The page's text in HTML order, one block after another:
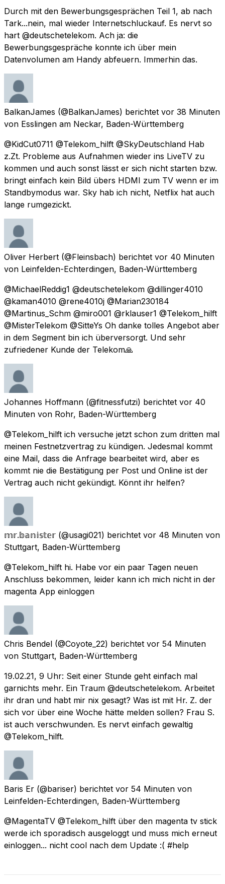
Durch mit den Bewerbungsgesprächen Teil 1, ab nach
Tark...nein, mal wieder Internetschluckauf. Es nervt so
hart @deutschetelekom. Ach ja: die
Bewerbungsgespräche konnte ich über mein
Datenvolumen am Handy abfeuern. Immerhin das.
BalkanJames (@BalkanJames) berichtet vor 38 Minuten
von Esslingen am Neckar, Baden-Württemberg
@KidCut0711 @Telekom_hilft @SkyDeutschland Hab
z.Zt. Probleme aus Aufnahmen wieder ins LiveTV zu
kommen und auch sonst lässt er sich nicht starten bzw.
bringt einfach kein Bild übers HDMI zum TV wenn er im
Standbymodus war. Sky hab ich nicht, Netflix hat auch
lange rumgezickt.
Oliver Herbert (@Fleinsbach) berichtet vor 40 Minuten
von Leinfelden-Echterdingen, Baden-Württemberg
@MichaelReddig1 @deutschetelekom @dillinger4010
@kaman4010 @rene4010j @Marian230184
@Martinus_Schm @miro001 @rklauser1 @Telekom_hilft
@MisterTelekom @SitteYs Oh danke tolles Angebot aber
in dem Segment bin ich überversorgt. Und sehr
zufriedener Kunde der Telekom🙏
Johannes Hoffmann (@fitnessfutzi) berichtet vor 40
Minuten von Rohr, Baden-Württemberg
@Telekom_hilft ich versuche jetzt schon zum dritten mal
meinen Festnetzvertrag zu kündigen. Jedesmal kommt
eine Mail, dass die Anfrage bearbeitet wird, aber es
kommt nie die Bestätigung per Post und Online ist der
Vertrag auch nicht gekündigt. Könnt ihr helfen?
𝕞𝕣.𝕓𝕒𝕟𝕚𝕤𝕥𝕖𝕣 (@usagi021) berichtet vor 48 Minuten von
Stuttgart, Baden-Württemberg
@Telekom_hilft hi. Habe vor ein paar Tagen neuen
Anschluss bekommen, leider kann ich mich nicht in der
magenta App einloggen
Chris Bendel (@Coyote_22) berichtet vor 54 Minuten
von Stuttgart, Baden-Württemberg
19.02.21, 9 Uhr: Seit einer Stunde geht einfach mal
garnichts mehr. Ein Traum @deutschetelekom. Arbeitet
ihr dran und habt mir nix gesagt? Was ist mit Hr. Z. der
sich vor über eine Woche hätte melden sollen? Frau S.
ist auch verschwunden. Es nervt einfach gewaltig
@Telekom_hilft.
Baris Er (@bariser) berichtet vor 54 Minuten von
Leinfelden-Echterdingen, Baden-Württemberg
@MagentaTV @Telekom_hilft über den magenta tv stick
werde ich sporadisch ausgeloggt und muss mich erneut
einloggen... nicht cool nach dem Update :( #help